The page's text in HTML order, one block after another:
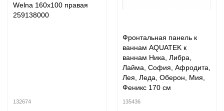
Welna 160x100 правая
259138000
132674
Фронтальная панель к
ваннам AQUATEK к
ваннам Ника, Либра,
Лайма, София, Афродита,
Лея, Леда, Оберон, Мия,
Феникс 170 см
135436